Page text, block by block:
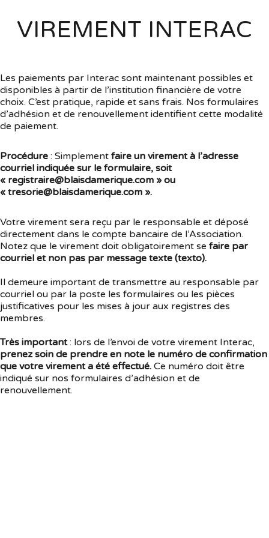
VIREMENT INTERAC
Les paiements par Interac sont maintenant possibles et
disponibles à partir de l’institution financière de votre
choix. C’est pratique, rapide et sans frais. Nos formulaires
d’adhésion et de renouvellement identifient cette modalité
de paiement.
Procédure : Simplement faire un virement à l’adresse
courriel indiquée sur le formulaire, soit
« registraire@blaisdamerique.com » ou
« tresorie@blaisdamerique.com ».
Votre virement sera reçu par le responsable et déposé
directement dans le compte bancaire de l’Association.
Notez que le virement doit obligatoirement se faire par
courriel et non pas par message texte (texto).
Il demeure important de transmettre au responsable par
courriel ou par la poste les formulaires ou les pièces
justificatives pour les mises à jour aux registres des
membres.
Très important: lors de l’envoi de votre virement Interac,
prenez soin de prendre en note le numéro de confirmation
que votre virement a été effectué. Ce numéro doit être
indiqué sur nos formulaires d’adhésion et de
renouvellement.